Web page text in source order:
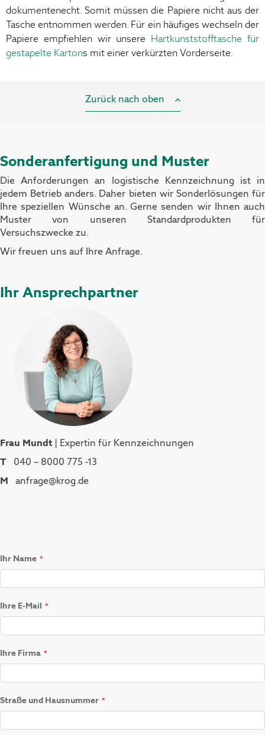
dokumentenecht. Somit müssen die Papiere nicht aus der
Tasche entnommen werden. Für ein häufiges wechseln der
Papiere empfiehlen wir unsere Hartkunststofftasche für
gestapelte Kartons mit einer verkürzten Vorderseite.
Zurück nach oben
Sonderanfertigung und Muster
Die Anforderungen an logistische Kennzeichnung ist in
jedem Betrieb anders. Daher bieten wir Sonderlösungen für
Ihre speziellen Wünsche an. Gerne senden wir Ihnen auch
Muster von unseren Standardprodukten für
Versuchszwecke zu.
Wir freuen uns auf Ihre Anfrage.
Ihr Ansprechpartner
Frau Mundt | Expertin für Kennzeichnungen
T 040 – 8000 775 -13
M anfrage@krog.de
Ihr Name
Ihre E-Mail
Ihre Firma
Straße und Hausnummer